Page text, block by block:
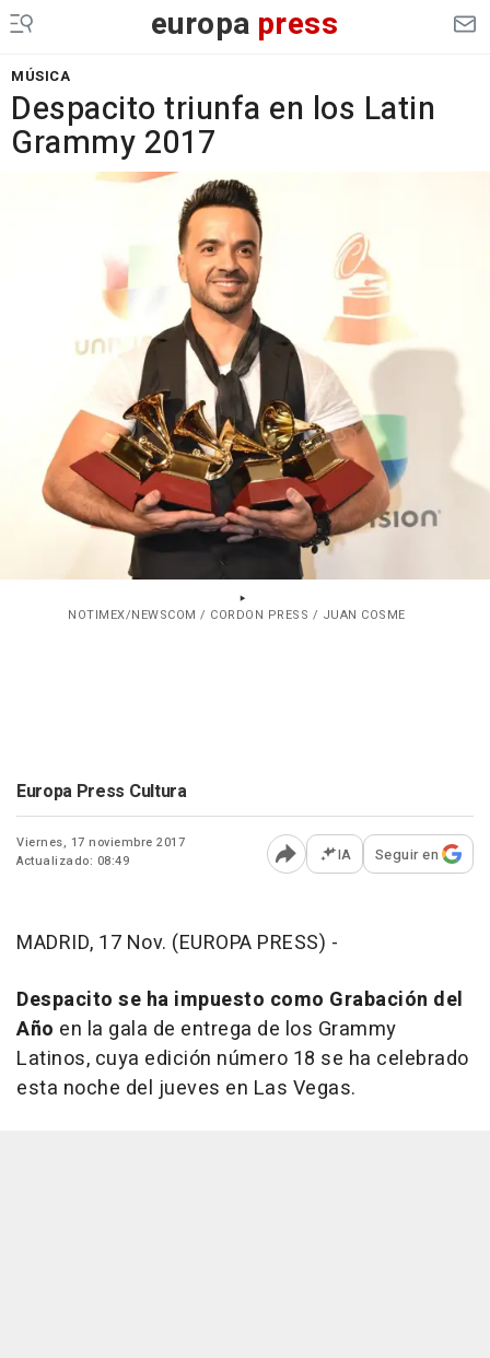
europa press
MÚSICA
Despacito triunfa en los Latin
Grammy 2017
NOTIMEX/NEWSCOM / CORDON PRESS / JUAN COSME
Europa Press Cultura
Viernes, 17 noviembre 2017
Actualizado: 08:49
Abrir opciones para
IA Seguir en
MADRID, 17 Nov. (EUROPA PRESS) -
Despacito se ha impuesto como Grabación del
Año en la gala de entrega de los Grammy
Latinos, cuya edición número 18 se ha celebrado
esta noche del jueves en Las Vegas.